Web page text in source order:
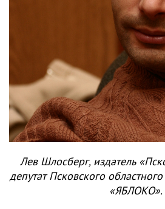
Лев Шлосберг, издатель
депутат Псковского
«ЯБЛОКО».